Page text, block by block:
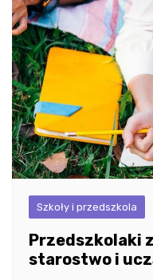
Szkoły i przedszkola
Przedszkolaki
starostwo i